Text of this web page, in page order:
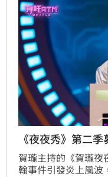
《夜夜秀》第二
賀瓏主持的《賀瓏夜
翰事件引發炎上風波